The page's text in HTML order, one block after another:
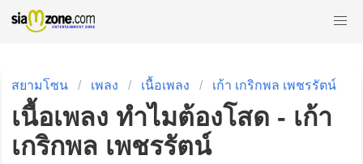
สยามโซน เพลง เนื้อเพลง เก้า เกริกพล เพชรรัตน์
เนื้อเพลง ทำไมต้องโสด - เก้า
เกริกพล เพชรรัตน์